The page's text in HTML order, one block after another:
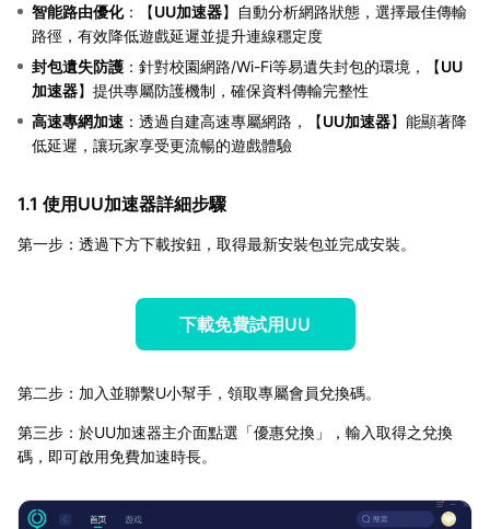
智能路由優化：【UU加速器】自動分析網路狀態，選擇最佳傳輸
路徑，有效降低遊戲延遲並提升連線穩定度
封包遺失防護 ：針對校園網路/Wi-Fi等易遺失封包的環境，【UU
加速器】提供專屬防護機制，確保資料傳輸完整性
高速專網加速 ：透過自建高速專屬網路，【UU加速器】能顯著降
低延遲，讓玩家享受更流暢的遊戲體驗
1.1 使用UU加速器詳細步驟
第一步：透過下方下載按鈕，取得最新安裝包並完成安裝。
下載免費試用UU
第二步：加入並聯繫U小幫手，領取專屬會員兌換碼。
第三步：於UU加速器主介面點選「優惠兌換」，輸入取得之兌換
碼，即可啟用免費加速時長。